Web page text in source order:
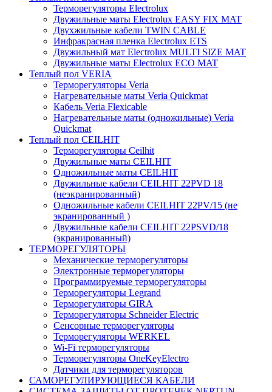
Терморегуляторы Electrolux
Двужильные маты Electrolux EASY FIX MAT
Двухжильные кабели TWIN CABLE
Инфракрасная пленка Electrolux ETS
Двужильный мат Electrolux MULTI SIZE MAT
Двужильные маты Electrolux ECO MAT
Теплый пол VERIA
Терморегуляторы Veria
Нагревательные маты Veria Quickmat
Кабель Veria Flexicable
Нагревательные маты (одножильные) Veria
Quickmat
Теплый пол CEILHIT
Терморегуляторы Ceilhit
Двужильные маты CEILHIT
Одножильные маты CEILHIT
Двужильные кабели CEILHIT 22PVD 18
(неэкранированный)
Одножильные кабели CEILHIT 22PV/15 (не
экранированный )
Двужильные кабели CEILHIT 22PSVD/18
(экранированный)
ТЕРМОРЕГУЛЯТОРЫ
Механические терморегуляторы
Электронные терморегуляторы
Программируемые терморегуляторы
Терморегуляторы Legrand
Терморегуляторы GIRA
Терморегуляторы Schneider Electric
Сенсорные терморегуляторы
Терморегуляторы WERKEL
Wi-Fi терморегуляторы
Терморегуляторы OneKeyElectro
Датчики для терморегуляторов
САМОРЕГУЛИРУЮЩИЕСЯ КАБЕЛИ